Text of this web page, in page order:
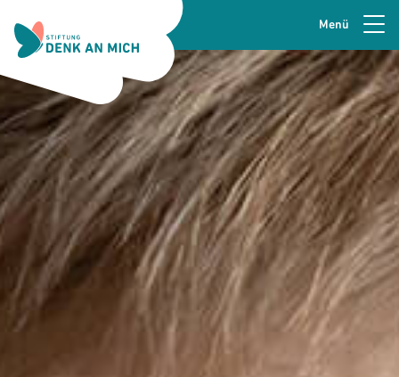
Zur Navigation springen
Zum Hauptinhalt springen
Zur Fusszeile springen
Seitenkopfzeile
Menü